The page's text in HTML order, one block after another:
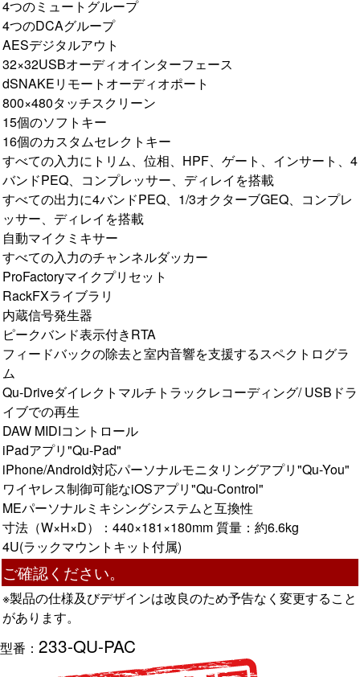
4つのミュートグループ
4つのDCAグループ
AESデジタルアウト
32×32USBオーディオインターフェース
dSNAKEリモートオーディオポート
800×480タッチスクリーン
15個のソフトキー
16個のカスタムセレクトキー
すべての入力にトリム、位相、HPF、ゲート、インサート、4
バンドPEQ、コンプレッサー、ディレイを搭載
すべての出力に4バンドPEQ、1/3オクターブGEQ、コンプレ
ッサー、ディレイを搭載
自動マイクミキサー
すべての入力のチャンネルダッカー
ProFactoryマイクプリセット
RackFXライブラリ
内蔵信号発生器
ピークバンド表示付きRTA
フィードバックの除去と室内音響を支援するスペクトログラ
ム
Qu-Driveダイレクトマルチトラックレコーディング/ USBドラ
イブでの再生
DAW MIDIコントロール
iPadアプリ"Qu-Pad"
iPhone/Android対応パーソナルモニタリングアプリ"Qu-You"
ワイヤレス制御可能なiOSアプリ"Qu-Control"
MEパーソナルミキシングシステムと互換性
寸法（W×H×D）：440×181×180mm 質量：約6.6kg
4U(ラックマウントキット付属)
ご確認ください。
※製品の仕様及びデザインは改良のため予告なく変更すること
があります。
型番： 233-QU-PAC